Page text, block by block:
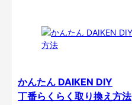
かんたん DAIKEN DIY
丁番らくらく取り換え方法